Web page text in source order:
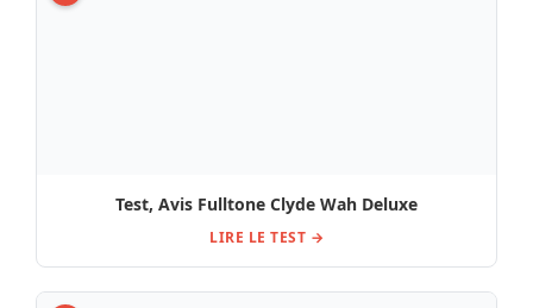
Test, Avis Fulltone Clyde Wah Deluxe
LIRE LE TEST →